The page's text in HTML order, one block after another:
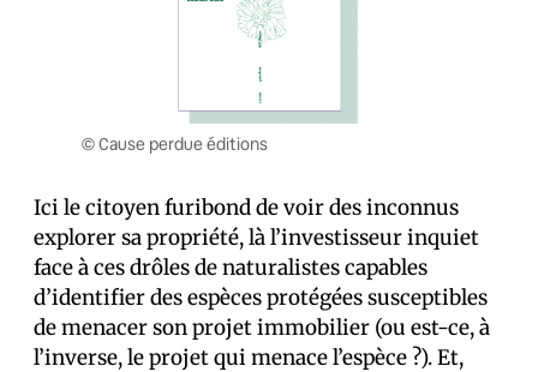
© Cause perdue éditions
Ici le citoyen furibond de voir des inconnus
explorer sa propriété, là l’investisseur inquiet
face à ces drôles de naturalistes capables
d’identifier des espèces protégées susceptibles
de menacer son projet immobilier (ou est-ce, à
l’inverse, le projet qui menace l’espèce ?). Et,